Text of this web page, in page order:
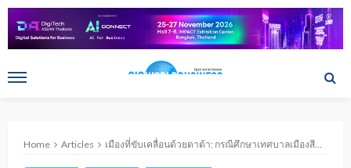
Home Articles เมืองที่ขับเคลื่อนด้วยดาต้า: กรณีศึกษาเทศบาลเมืองสีคิ้วกับการบริหารเมืองด้วยแพลตฟอร์มข้อมูลกลาง